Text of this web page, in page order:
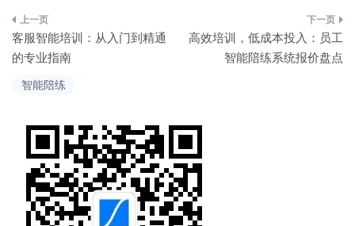
智能陪练
文
章
导
客服智能培训：从入门到精通
的专业指南
高效培训，低成本投入：员工
智能陪练系统报价盘点